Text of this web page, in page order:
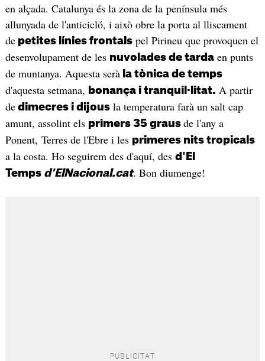
en alçada. Catalunya és la zona de la península més
allunyada de l'anticicló, i això obre la porta al lliscament
depetites línies frontalspel Pirineu que provoquen el
desenvolupament de les nuvolades de tardaen punts
de muntanya. Aquesta serà la tònica de temps
d'aquesta setmana, bonança i tranquil·litat. A partir
dedimecres i dijousla temperatura farà un salt cap
amunt, assolint els primers 35 graus de l'any a
Ponent, Terres de l'Ebre i les primeres nits tropicals
a la costa. Ho seguirem des d'aquí, des d'El
Tempsd'ElNacional.cat. Bon diumenge!